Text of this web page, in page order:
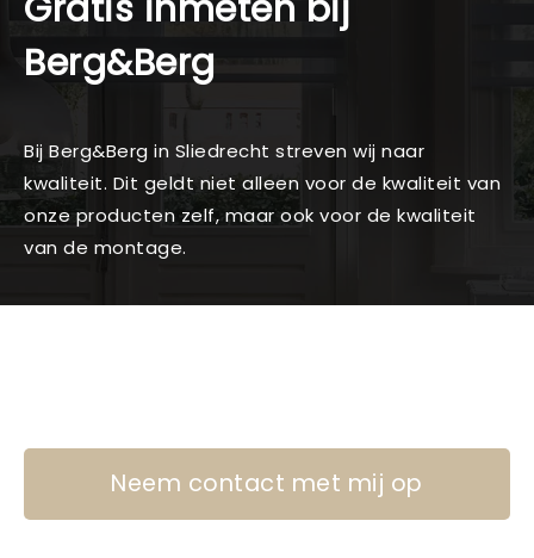
Berg&Berg
Bij Berg&Berg in Sliedrecht streven wij naar
kwaliteit. Dit geldt niet alleen voor de kwaliteit van
onze producten zelf, maar ook voor de kwaliteit
van de montage.
Neem contact met mij op